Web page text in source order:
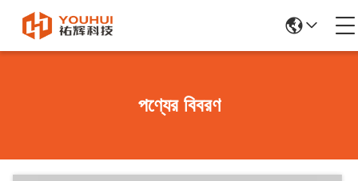
পণ্যের বিবরণ